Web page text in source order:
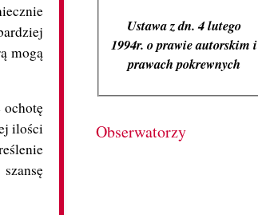
mogą
ilości
Ustawa z dn. 4 lutego
1994r. o prawie autorskim i
prawach pokrewnych
Obserwatorzy